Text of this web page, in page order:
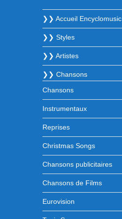
❯❯ Accueil Encyclomusic
❯❯ Styles
❯❯ Artistes
❯❯ Chansons
Chansons
Instrumentaux
Reprises
Christmas Songs
Chansons publicitaires
Chansons de Films
Eurovision